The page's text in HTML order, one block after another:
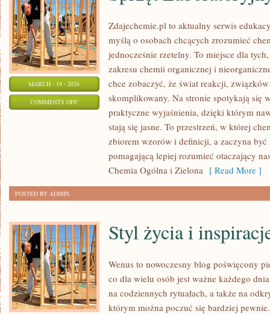
MARCH - 19 - 2026
COMMENTS OFFON
LABORATORYJNY
Zdajechemie.pl to aktualny serwis
myślą o osobach chcących zrozumieć
jednocześnie rzetelny. To miejsce dla
zakresu chemii organicznej i
chce zobaczyć, że świat reakcji,
skomplikowany. Na stronie spotykają się
praktyczne wyjaśnienia, dzięki którym
stają się jasne. To przestrzeń, w której
zbiorem wzorów i definicji, a zaczyna być
pomagającą lepiej rozumieć otaczający
Chemia Ogólna i Zielona [ Read More ]
POSTED BY ADMIN
Styl życia i
Wenus to nowoczesny blog poświęcony
co dla wielu osób jest ważne każdego
na codziennych rytuałach, a także na
którym można poczuć się bardziej